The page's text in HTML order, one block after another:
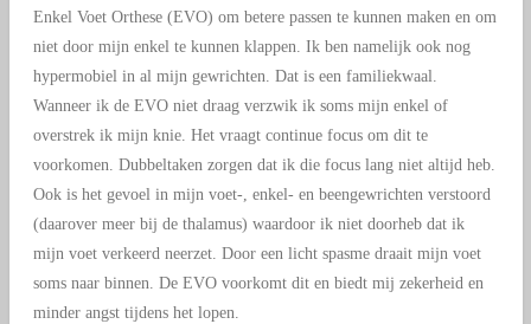
Enkel Voet Orthese (EVO) om betere passen te kunnen maken en om
niet door mijn enkel te kunnen klappen. Ik ben namelijk ook nog
hypermobiel in al mijn gewrichten. Dat is een familiekwaal.
Wanneer ik de EVO niet draag verzwik ik soms mijn enkel of
overstrek ik mijn knie. Het vraagt continue focus om dit te
voorkomen. Dubbeltaken zorgen dat ik die focus lang niet altijd heb.
Ook is het gevoel in mijn voet-, enkel- en beengewrichten verstoord
(daarover meer bij de thalamus) waardoor ik niet doorheb dat ik
mijn voet verkeerd neerzet. Door een licht spasme draait mijn voet
soms naar binnen. De EVO voorkomt dit en biedt mij zekerheid en
minder angst tijdens het lopen.